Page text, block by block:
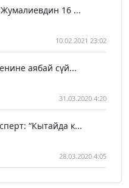
16 ...
10.02.2021 23:02
аябай сүй...
31.03.2020 4:20
“Кытайда к...
28.03.2020 4:05